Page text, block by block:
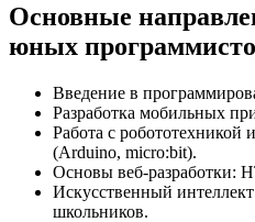
Основные
юных
Введение в
Разработка мобильных
Работа с робототехникой
(Arduino, micro:bit).
Основы веб-разработки:
Искусственный
школьников.